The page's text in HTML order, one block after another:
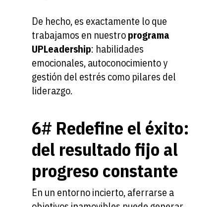
De hecho, es exactamente lo que
trabajamos en nuestroprograma
UPLeadership: habilidades
emocionales, autoconocimiento y
gestión del estrés como pilares del
liderazgo.
6# Redefine el éxito:
del resultado fijo al
progreso constante
En un entorno incierto, aferrarse a